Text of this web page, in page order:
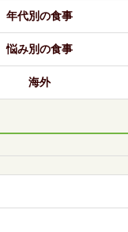
年代別の食事
悩み別の食事
海外